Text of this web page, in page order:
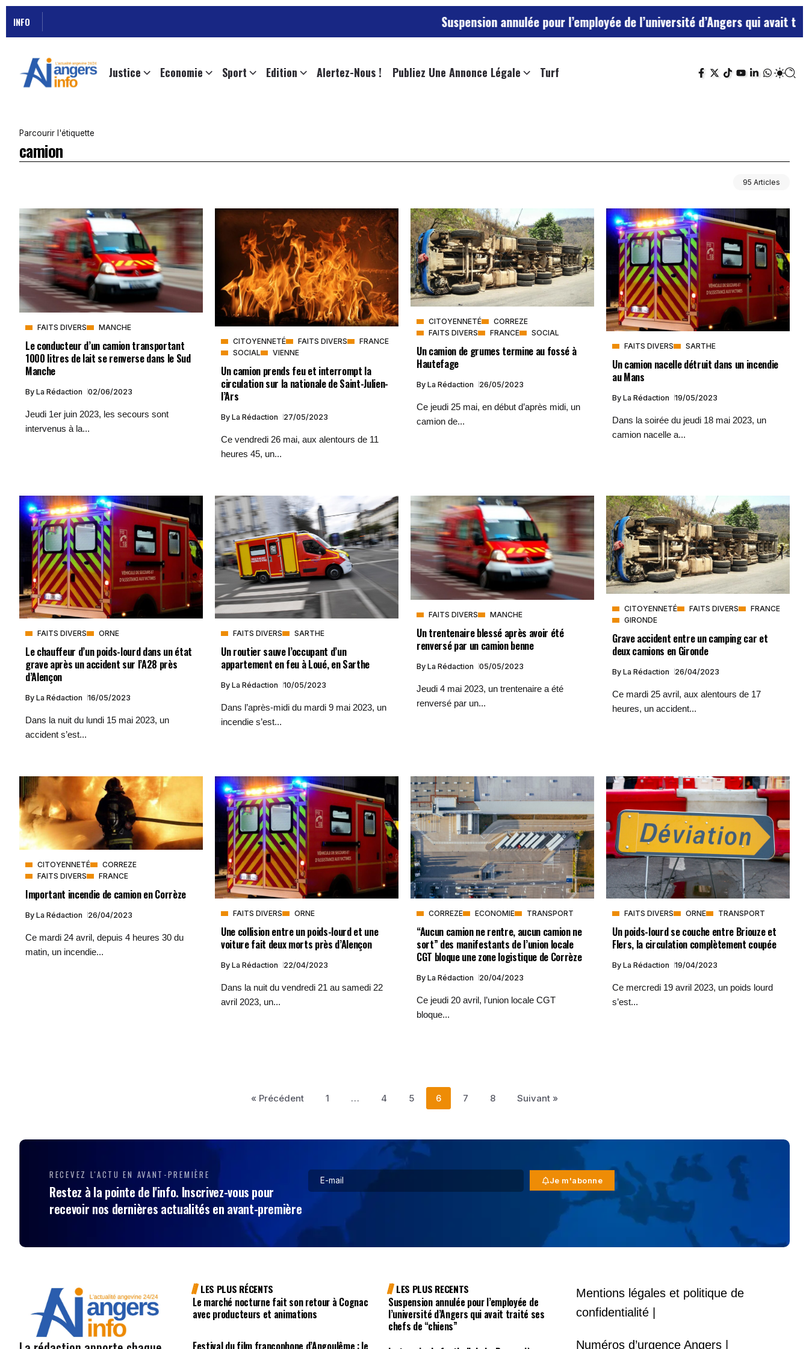
INFO Suspension annulée pour l’employée de l’université d’Angers qui avait traité ses
Justice Economie Sport Edition Alertez-Nous ! Publiez Une Annonce Légale Turf
Parcourir l'étiquette
camion
95 Articles
FAITS DIVERS MANCHE
Le conducteur d’un camion transportant
1000 litres de lait se renverse dans le Sud
Manche
By La Rédaction 02/06/2023
Jeudi 1er juin 2023, les secours sont
intervenus à la...
CITOYENNETÉ FAITS DIVERS
FRANCE
SOCIAL
VIENNE
Un camion prends feu et interrompt la
circulation sur la nationale de Saint-Julien-
l’Ars
By La Rédaction 27/05/2023
Ce vendredi 26 mai, aux alentours de 11
heures 45, un...
CITOYENNETÉ
CORREZE
FAITS DIVERS
FRANCE SOCIAL
Un camion de grumes termine au fossé à
Hautefage
By La Rédaction 26/05/2023
Ce jeudi 25 mai, en début d’après midi, un
camion de...
FAITS DIVERS SARTHE
Un camion nacelle détruit dans un incendie
au Mans
By La Rédaction 19/05/2023
Dans la soirée du jeudi 18 mai 2023, un
camion nacelle a...
FAITS DIVERS ORNE
Le chauffeur d’un poids-lourd dans un état
grave après un accident sur l’A28 près
d’Alençon
By La Rédaction 16/05/2023
Dans la nuit du lundi 15 mai 2023, un
accident s’est...
FAITS DIVERS SARTHE
Un routier sauve l’occupant d’un
appartement en feu à Loué, en Sarthe
By La Rédaction 10/05/2023
Dans l’après-midi du mardi 9 mai 2023, un
incendie s’est...
FAITS DIVERS MANCHE
Un trentenaire blessé après avoir été
renversé par un camion benne
By La Rédaction 05/05/2023
Jeudi 4 mai 2023, un trentenaire a été
renversé par un...
CITOYENNETÉ FAITS DIVERS
FRANCE
GIRONDE
Grave accident entre un camping car et
deux camions en Gironde
By La Rédaction 26/04/2023
Ce mardi 25 avril, aux alentours de 17
heures, un accident...
CITOYENNETÉ
CORREZE
FAITS DIVERS
FRANCE
Important incendie de camion en Corrèze
By La Rédaction 26/04/2023
Ce mardi 24 avril, depuis 4 heures 30 du
matin, un incendie...
FAITS DIVERS ORNE
Une collision entre un poids-lourd et une
voiture fait deux morts près d’Alençon
By La Rédaction 22/04/2023
Dans la nuit du vendredi 21 au samedi 22
avril 2023, un...
CORREZE ECONOMIE TRANSPORT
“Aucun camion ne rentre, aucun camion ne
sort” des manifestants de l’union locale
CGT bloque une zone logistique de Corrèze
By La Rédaction 20/04/2023
Ce jeudi 20 avril, l’union locale CGT
bloque...
FAITS DIVERS ORNE TRANSPORT
Un poids-lourd se couche entre Briouze et
Flers, la circulation complètement coupée
By La Rédaction 19/04/2023
Ce mercredi 19 avril 2023, un poids lourd
s’est...
« Précédent 1 … 4 5 6 7 8 Suivant »
RECEVEZ L'ACTU EN AVANT-PREMIÈRE
Restez à la pointe de l'info. Inscrivez-vous pour
recevoir nos dernières actualités en avant-première
Je m'abonne
LES PLUS RÉCENTS
Le marché nocturne fait son retour à Cognac
avec producteurs et animations
Festival du film francophone d’Angoulême : le
LES PLUS RECENTS
Suspension annulée pour l’employée de
l’université d’Angers qui avait traité ses
chefs de “chiens”
Mentions légales et politique de
confidentialité |
Numéros d’urgence Angers |